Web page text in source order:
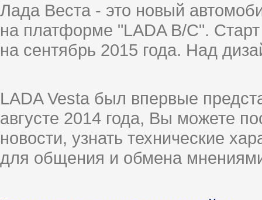
Лада Веста - это новый
на платформе "LADA B/C".
на сентябрь 2015 года. Над
LADA Vesta был впервые
августе 2014 года, Вы можете
новости, узнать технические
для общения и обмена